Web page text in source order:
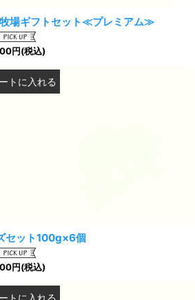
場ギフトセット≪プレミアム≫
円(税込)
トに入れる
セット100g×6個
円(税込)
トに入れる